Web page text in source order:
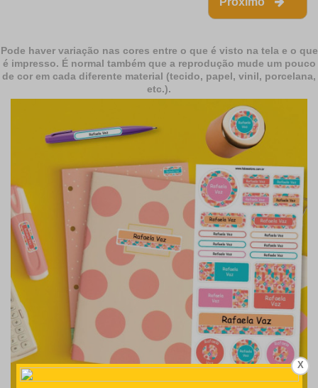
Pode haver variação nas cores entre o que é visto na tela e o que
é impresso. É normal também que a reprodução mude um pouco
de cor em cada diferente material (tecido, papel, vinil, porcelana,
etc.).
X